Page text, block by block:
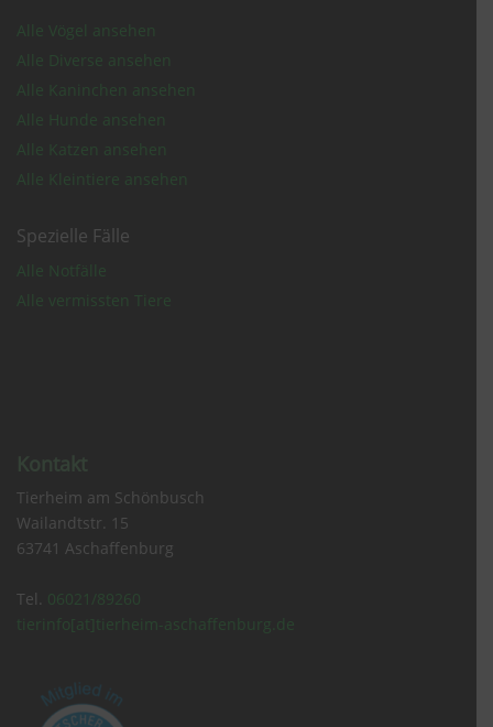
Alle Vögel ansehen
Alle Diverse ansehen
Alle Kaninchen ansehen
Alle Hunde ansehen
Alle Katzen ansehen
Alle Kleintiere ansehen
Spezielle Fälle
Alle Notfälle
Alle vermissten Tiere
Kontakt
Tierheim am Schönbusch
Wailandtstr. 15
63741 Aschaffenburg
Tel. 06021/89260
tierinfo[at]tierheim-aschaffenburg.de